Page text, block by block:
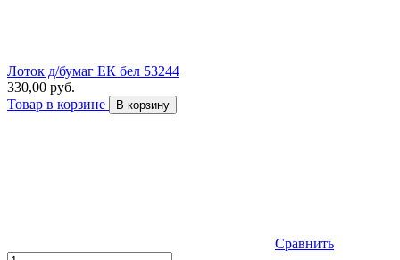
Лоток д/бумаг ЕК бел 53244
330,00 руб.
Товар в корзине
В корзину
Сравнить